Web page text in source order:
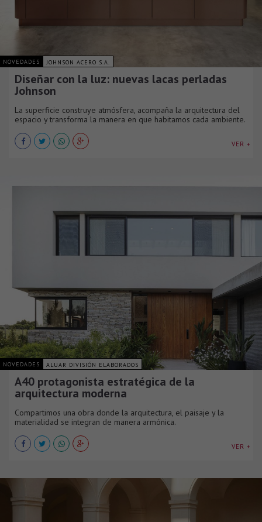
NOVEDADES JOHNSON ACERO S.A.
Diseñar con la luz: nuevas lacas perladas
Johnson
La superficie construye atmósfera, acompaña la arquitectura del
espacio y transforma la manera en que habitamos cada ambiente.
VER +
NOVEDADES ALUAR DIVISIÓN ELABORADOS
A40 protagonista estratégica de la
arquitectura moderna
Compartimos una obra donde la arquitectura, el paisaje y la
materialidad se integran de manera armónica.
VER +